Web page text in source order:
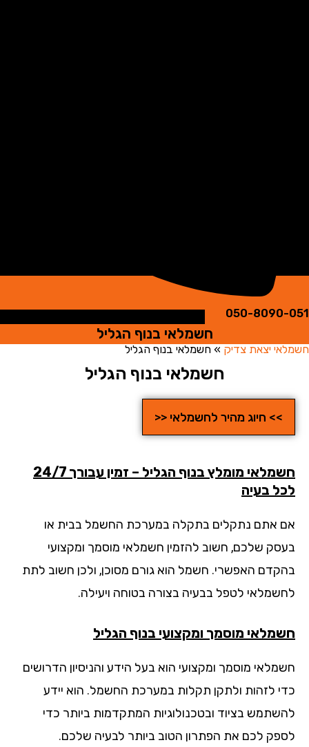
050-
חשמלאי בנוף הגליל
יצאת צדיק »חשמלאי בנוף הגליל
חשמלאי בנוף הגליל
>> חיוג מהיר לחשמלאי <<
חשמלאי מומלץ בנוף הגליל – זמין עבורך 24/7
בעיה
אתם נתקלים בתקלה במערכת החשמל בבית או
שלכם, חשוב להזמין חשמלאי מוסמך ומקצועי
האפשרי. חשמל הוא גורם מסוכן, ולכן חשוב לתת
לטפל בבעיה בצורה בטוחה ויעילה.
מוסמך ומקצועי בנוף הגליל
מוסמך ומקצועי הוא בעל הידע והניסיון הדרושים
לזהות ולתקן תקלות במערכת החשמל. הוא יידע
בציוד ובטכנולוגיות המתקדמות ביותר כדי
לכם את הפתרון הטוב ביותר לבעיה שלכם.